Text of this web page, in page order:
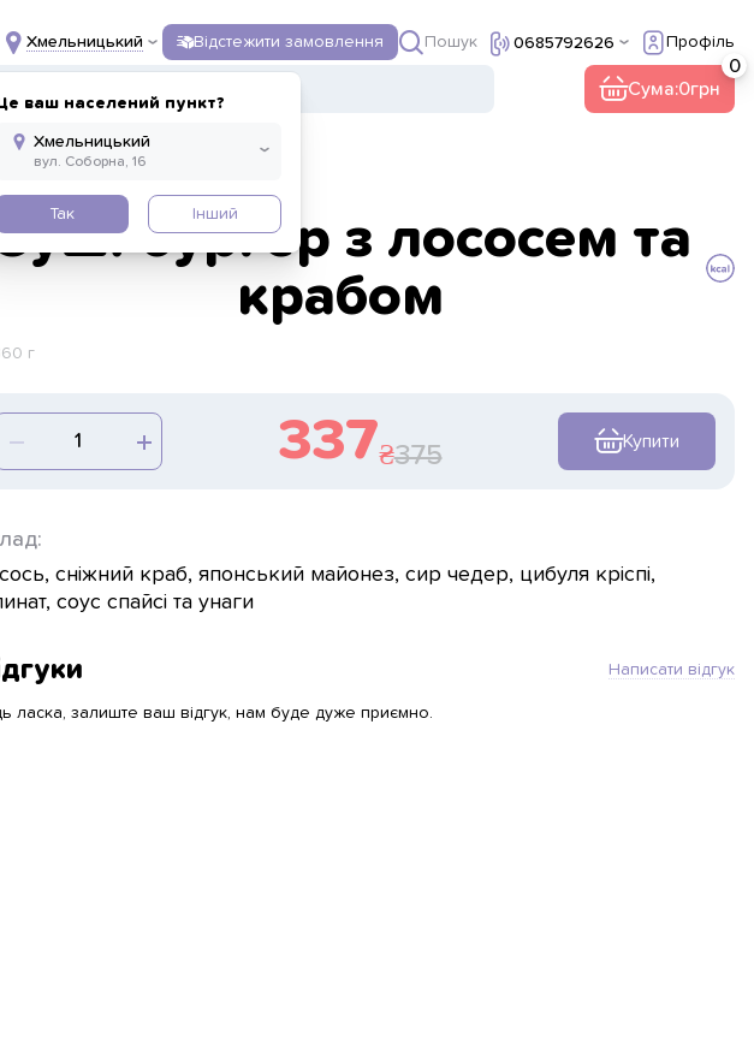
Хмельницький
ваш населений пункт?
Так Інший
Відстежити замовлення Пошук 0685792626 Профіль
Сума:0
бургер з лососем та
крабом
г
337 375 Купити
сніжний краб, японський майонез, сир чедер, цибуля кріспі,
соус спайсі та унаги
Написати відгук
ласка, залиште ваш відгук, нам буде дуже приємно.